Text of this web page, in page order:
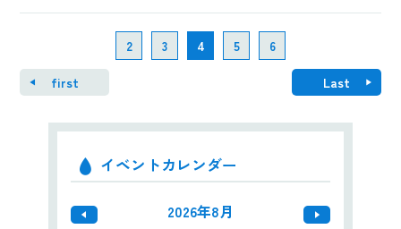
first
2 3 4 5 6
Last
イベントカレンダー
2026年8月